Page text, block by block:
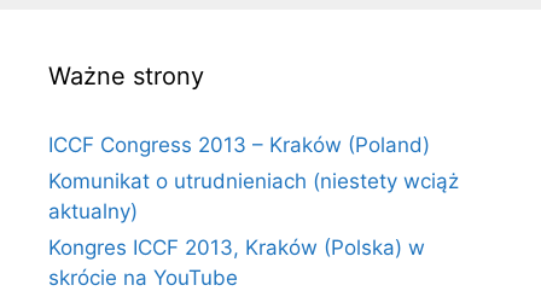
Ważne strony
ICCF Congress 2013 – Kraków (Poland)
Komunikat o utrudnieniach (niestety wciąż
aktualny)
Kongres ICCF 2013, Kraków (Polska) w
skrócie na YouTube